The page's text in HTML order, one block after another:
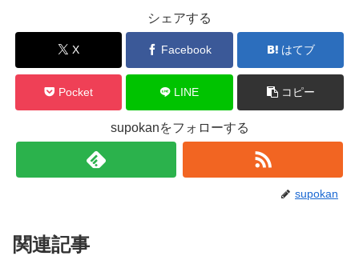
シェアする
X Facebook はてブ
Pocket LINE コピー
supokanをフォローする
supokan
関連記事